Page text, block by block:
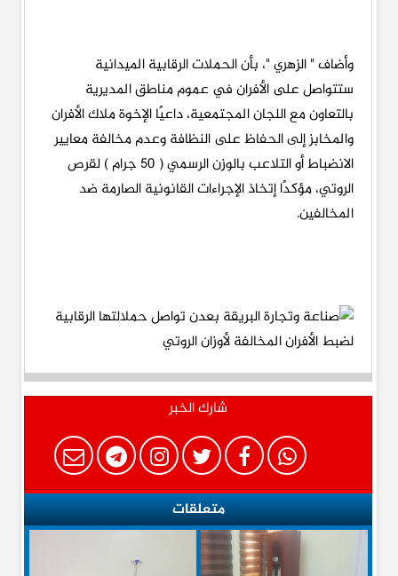
وأضاف " الزهري "، بأن الحملات الرقابية الميدانية
ستتواصل على الأفران في عموم مناطق المديرية
بالتعاون مع اللجان المجتمعية، داعيًا الإخوة ملاك الأفران
والمخابز إلى الحفاظ على النظافة وعدم مخالفة معايير
الانضباط أو التلاعب بالوزن الرسمي ( 50 جرام ) لقرص
الروتي، مؤكدًا إتخاذ الإجراءات القانونية الصارمة ضد
المخالفين.
شارك الخبر
متعلقات